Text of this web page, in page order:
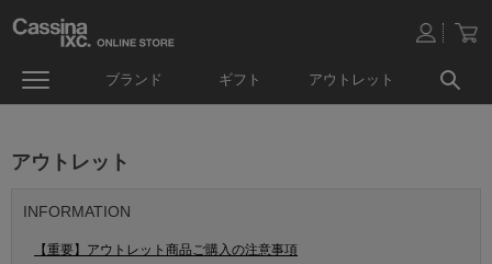
ブランド ギフト アウトレット
アウトレット
INFORMATION
【重要】アウトレット商品ご購入の注意事項